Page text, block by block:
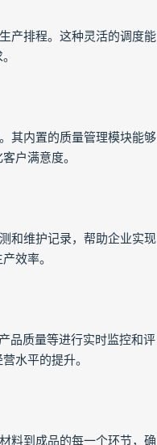
产排程。这种灵活的调度能
其内置的质量管理模块能够
户满意度。
和维护记录，帮助企业实现
效率。
品质量等进行实时监控和评
水平的提升。
料到成品的每一个环节，确